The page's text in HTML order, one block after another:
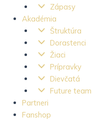
Zápasy
Akadémia
Štruktúra
Dorastenci
Žiaci
Prípravky
Dievčatá
Future team
Partneri
Fanshop